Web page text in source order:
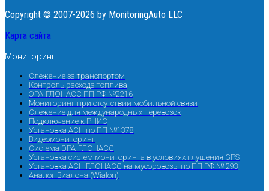
Copyright © 2007-2026 by MonitoringAuto LLC
Карта сайта
Мониторинг
Слежение за транспортом
Контроль расхода топлива
ЭРА-ГЛОНАСС ПП РФ №2216
Мониторинг при отсутствии мобильной связи
Слежение для международных перевозок
Подключение к РНИС
Установка АСН по ПП №1378
Видеомониторинг
Система ЭРА-ГЛОНАСС
Установка систем мониторинга в условиях глушения GPS
Установка АСН ГЛОНАСС на мусоровозы по ПП РФ № 293
Аналог Виалона (Wialon)